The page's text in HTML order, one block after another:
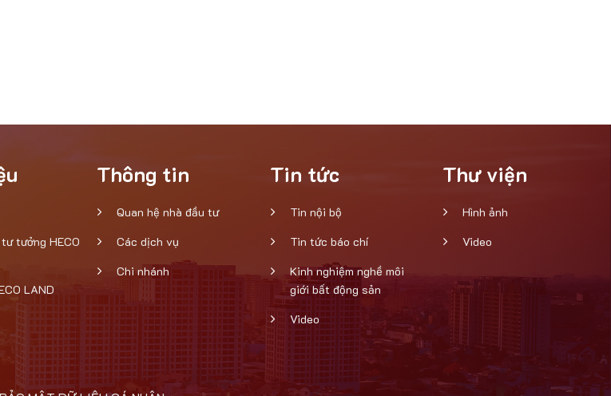
tưởng HECO
LAND
Thông tin
Quan hệ nhà đầu tư
Các dịch vụ
Chi nhánh
Tin tức
Tin nội bộ
Tin tức báo chí
Kinh nghiệm nghề môi
giới bất động sản
Video
Thư viện
Hình ảnh
Video